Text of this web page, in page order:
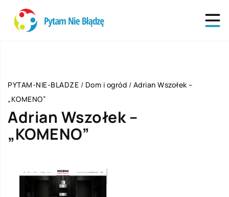
PYTAM-NIE-BLADZE / Dom i ogród / Adrian Wszołek –
„KOMENO”
Adrian Wszołek –
„KOMENO”